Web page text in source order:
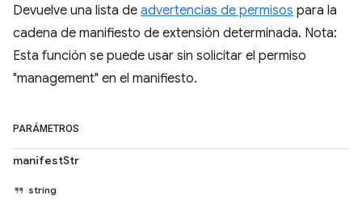
Devuelve una lista de advertencias de permisos para la
cadena de manifiesto de extensión determinada. Nota:
Esta función se puede usar sin solicitar el permiso
"management" en el manifiesto.
PARÁMETROS
manifestStr
string